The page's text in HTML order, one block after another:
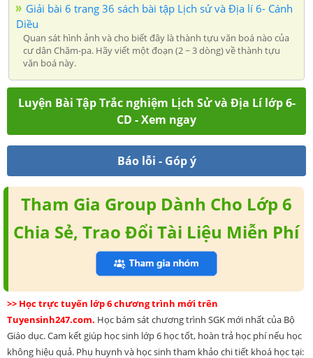
Giải bài 6 trang 36 sách bài tập Lịch sử và Địa lí 6- Cánh
Diều
Quan sát hình ảnh và cho biết đây là thành tựu văn boá nào của
cư dân Chăm-pa. Hãy viết một đoạn (2 ~ 3 dòng) về thành tựu
văn boá này.
Luyện Bài Tập Trắc nghiệm Lịch Sử và Địa Lí lớp 6-
CD - Xem ngay
Báo lỗi - Góp ý
Tham Gia Group Dành Cho Lớp 6
Chia Sẻ, Trao Đổi Tài Liệu Miễn Phí
>> Học trực tuyến lớp 6 chương trình mới trên
Tuyensinh247.com. Học bám sát chương trình SGK mới nhất của Bộ
Giáo dục. Cam kết giúp học sinh lớp 6 học tốt, hoàn trả học phí nếu học
không hiệu quả. Phụ huynh và học sinh tham khảo chi tiết khoá học tại: